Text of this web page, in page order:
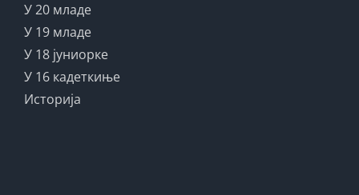
У 20 младе
У 19 младе
У 18 јуниорке
У 16 кадеткиње
Историја